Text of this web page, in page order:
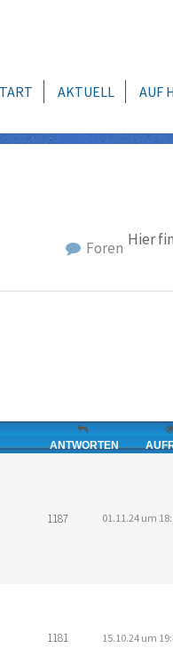
AKTUELL AUF
Hier
Foren
ANTWORTEN
1187 01.11.24 um
1181 15.10.24 um